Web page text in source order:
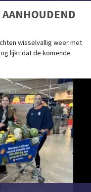
wisselvallig weer met
lijkt dat de komende